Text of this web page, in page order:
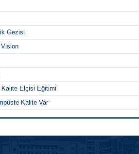
Gezisi
Elçisi Eğitimi
Kalite Var